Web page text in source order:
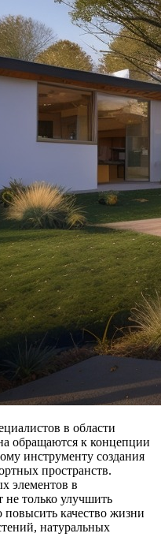
в области
обращаются к концепции
инструменту создания
пространств.
элементов в
не только улучшить
повысить качество жизни
натуральных